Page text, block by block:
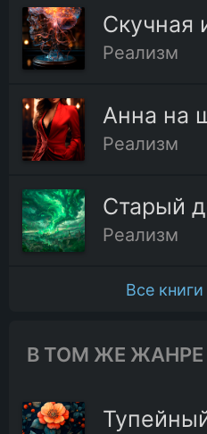
Скучная
Реализм
Анна на
Реализм
Старый
Реализм
Все
В ТОМ ЖЕ ЖАНРЕ